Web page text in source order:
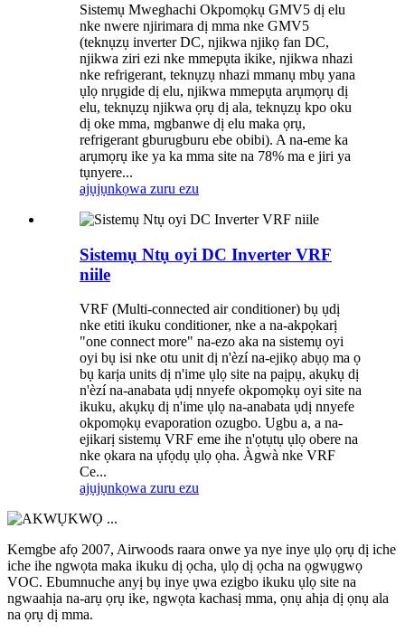
Sistemụ Mweghachi Okpomọkụ GMV5 dị elu
nke nwere njirimara dị mma nke GMV5
(teknụzụ inverter DC, njikwa njikọ fan DC,
njikwa ziri ezi nke mmepụta ikike, njikwa nhazi
nke refrigerant, teknụzụ nhazi mmanụ mbụ yana
ụlọ nrụgide dị elu, njikwa mmepụta arụmọrụ dị
elu, teknụzụ njikwa ọrụ dị ala, teknụzụ kpo oku
dị oke mma, mgbanwe dị elu maka ọrụ,
refrigerant gburugburu ebe obibi). A na-eme ka
arụmọrụ ike ya ka mma site na 78% ma e jiri ya
tụnyere...
ajụjụnkọwa zuru ezu
Sistemụ Ntụ oyi DC Inverter VRF
niile
VRF (Multi-connected air conditioner) bụ ụdị
nke etiti ikuku conditioner, nke a na-akpọkarị
"one connect more" na-ezo aka na sistemụ oyi
oyi bụ isi nke otu unit dị n'èzí na-ejikọ abụọ ma ọ
bụ karịa units dị n'ime ụlọ site na paịpụ, akụkụ dị
n'èzí na-anabata ụdị nnyefe okpomọkụ oyi site na
ikuku, akụkụ dị n'ime ụlọ na-anabata ụdị nnyefe
okpomọkụ evaporation ozugbo. Ugbu a, a na-
ejikarị sistemụ VRF eme ihe n'ọtụtụ ụlọ obere na
nke ọkara na ụfọdụ ụlọ ọha. Àgwà nke VRF
Ce...
ajụjụnkọwa zuru ezu
Kemgbe afọ 2007, Airwoods raara onwe ya nye inye ụlọ ọrụ dị iche
iche ihe ngwọta maka ikuku dị ọcha, ụlọ dị ọcha na ọgwụgwọ
VOC. Ebumnuche anyị bụ inye ụwa ezigbo ikuku ụlọ site na
ngwaahịa na-arụ ọrụ ike, ngwọta kachasị mma, ọnụ ahịa dị ọnụ ala
na ọrụ dị mma.